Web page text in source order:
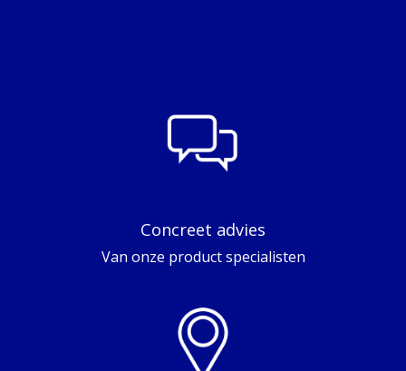
Concreet advies
Van onze product specialisten